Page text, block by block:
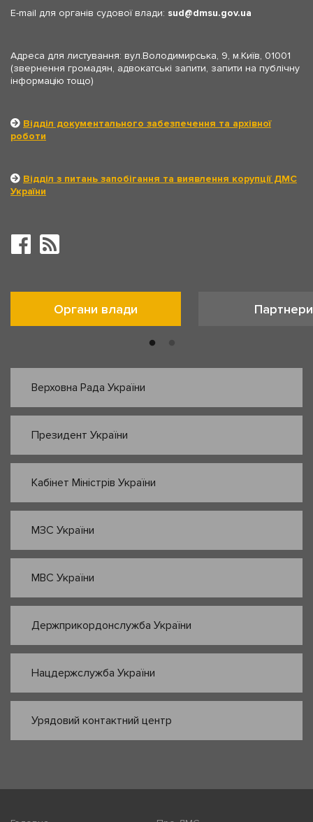
E-mail для органів судової влади: sud dmsu.gov.ua
Адреса для листування: вул.Володимирська, 9, м.Київ, 01001
(звернення громадян, адвокатські запити, запити на публічну
інформацію тощо)
Відділ документального забезпечення та архівної
роботи
Відділ з питань запобігання та виявлення корупції ДМС
України
Органи влади Партнери
Верховна Рада України
Президент України
Кабінет Міністрів України
МЗС України
МВС України
Держприкордонслужба України
Нацдержслужба України
Урядовий контактний центр